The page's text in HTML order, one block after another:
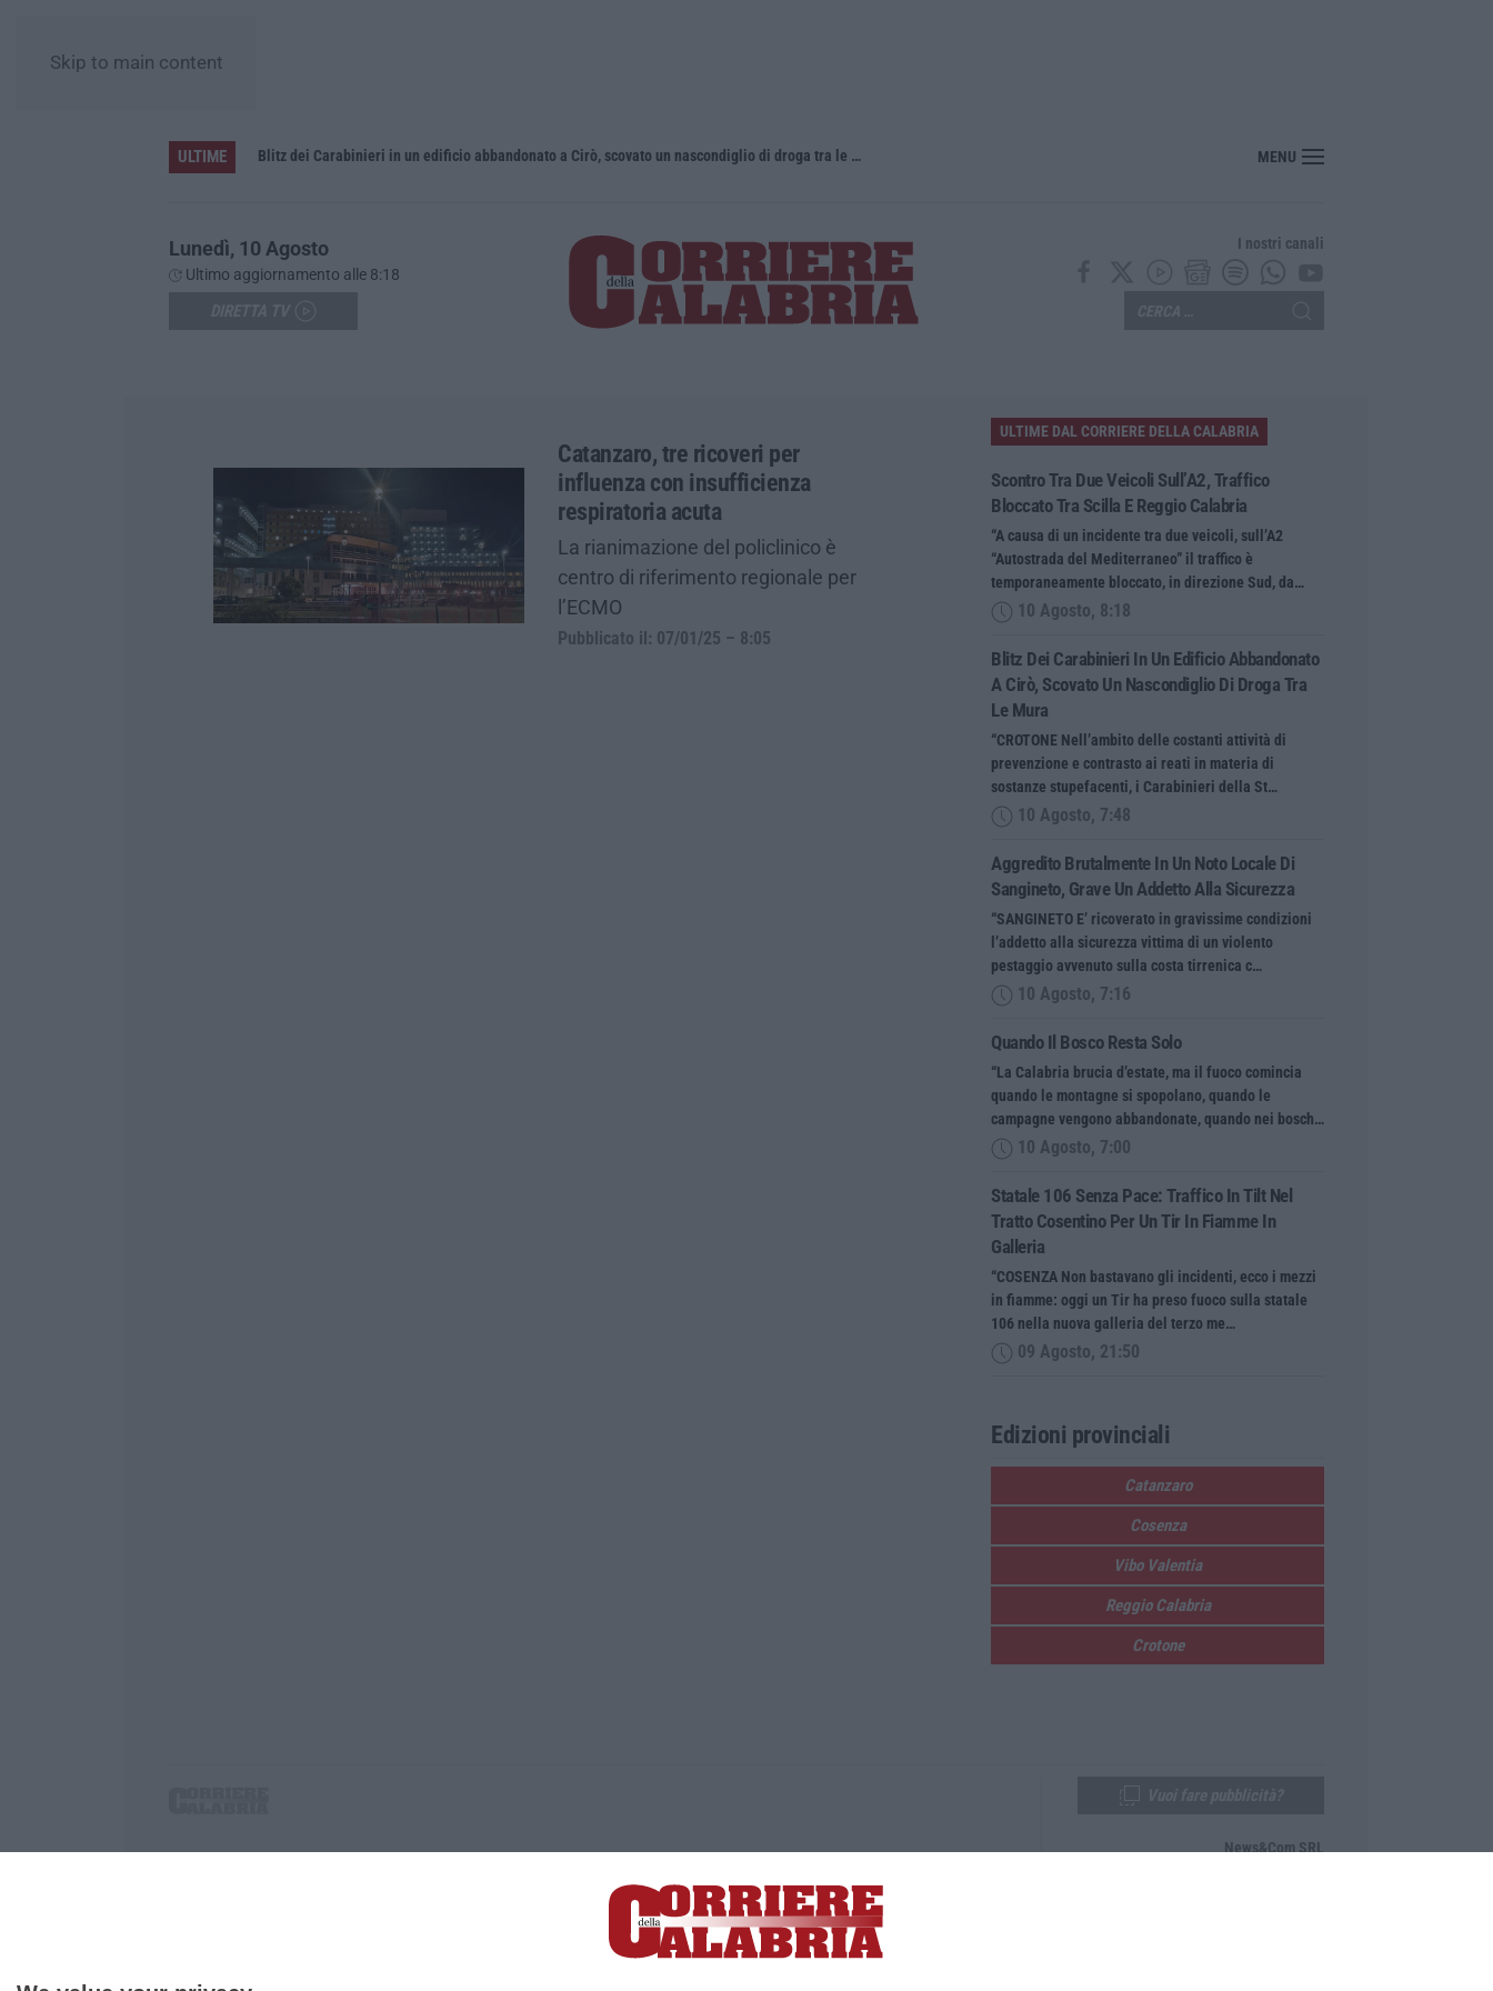
Skip to main content
ULTIME Blitz dei Carabinieri in un edificio abbandonato a Cirò, scovato un nascondiglio di droga tra le mura Aggredito brutalmente in un noto locale di Sangineto, grave un addetto alla sicurezza
MENU
Lunedì, 10 Agosto
Ultimo aggiornamento alle 8:18
I nostri canali
Catanzaro, tre ricoveri per
influenza con insufficienza
respiratoria acuta
La rianimazione del policlinico è
centro di riferimento regionale per
l’ECMO
Pubblicato il: 07/01/25 – 8:05
ULTIME DAL CORRIERE DELLA CALABRIA
Scontro Tra Due Veicoli Sull’A2, Traffico
Bloccato Tra Scilla E Reggio Calabria
“A causa di un incidente tra due veicoli, sull’A2
“Autostrada del Mediterraneo” il traffico è
temporaneamente bloccato, in direzione Sud, da…
10 Agosto, 8:18
Blitz Dei Carabinieri In Un Edificio Abbandonato
A Cirò, Scovato Un Nascondiglio Di Droga Tra
Le Mura
“CROTONE Nell’ambito delle costanti attività di
prevenzione e contrasto ai reati in materia di
sostanze stupefacenti, i Carabinieri della St…
10 Agosto, 7:48
Aggredito Brutalmente In Un Noto Locale Di
Sangineto, Grave Un Addetto Alla Sicurezza
“SANGINETO E’ ricoverato in gravissime condizioni
l’addetto alla sicurezza vittima di un violento
pestaggio avvenuto sulla costa tirrenica c…
10 Agosto, 7:16
Quando Il Bosco Resta Solo
“La Calabria brucia d’estate, ma il fuoco comincia
quando le montagne si spopolano, quando le
campagne vengono abbandonate, quando nei bosch…
10 Agosto, 7:00
Statale 106 Senza Pace: Traffico In Tilt Nel
Tratto Cosentino Per Un Tir In Fiamme In
Galleria
“COSENZA Non bastavano gli incidenti, ecco i mezzi
in fiamme: oggi un Tir ha preso fuoco sulla statale
106 nella nuova galleria del terzo me…
09 Agosto, 21:50
Edizioni provinciali
Catanzaro
Cosenza
Vibo Valentia
Reggio Calabria
Crotone
P.IVA. 03199620794, Via del mare 6/G, S.Eufemia, Lamezia Terme (CZ)
Iscrizione tribunale di Lamezia Terme 5/2011 - Direttore responsabile Paola Militano |Privacy
News&Com SRL